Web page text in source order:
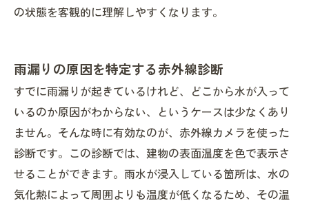
の状態を客観的に理解しやすくなります。
雨漏りの原因を特定する赤外線診断
すでに雨漏りが起きているけれど、どこから水が入って
いるのか原因がわからない、というケースは少なくあり
ません。そんな時に有効なのが、赤外線カメラを使った
診断です。この診断では、建物の表面温度を色で表示さ
せることができます。雨水が浸入している箇所は、水の
気化熱によって周囲よりも温度が低くなるため、その温